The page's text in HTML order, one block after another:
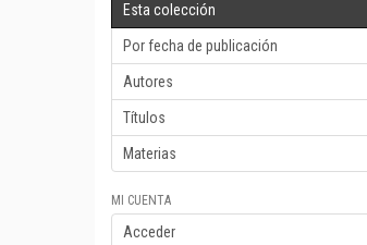
Esta colección
Por fecha de publicación
Autores
Títulos
Materias
MI CUENTA
Acceder